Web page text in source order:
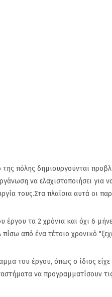
της πόλης δημιουργούνται
να ελαχιστοποιήσει για
τους.Στα πλαίσια αυτά οι
τα 2 χρόνια και όχι 6
από ένα τέτοιο χρονικό
του έργου, όπως ο ίδιος
να προγραμματίσουν